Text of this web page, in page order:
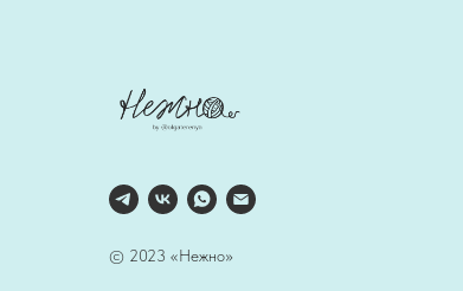
© 2023 «Нежно»